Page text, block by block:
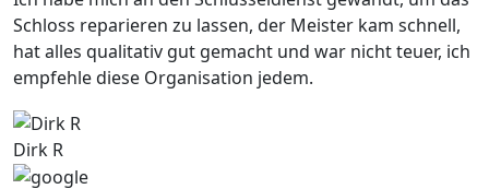
Schloss reparieren zu lassen, der Meister kam schnell,
hat alles qualitativ gut gemacht und war nicht teuer, ich
empfehle diese Organisation jedem.
Dirk R